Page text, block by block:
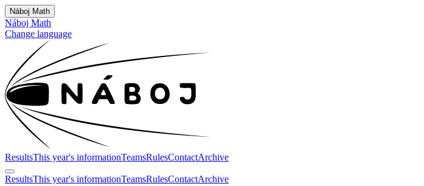
Náboj Math
Náboj Math
Change language
ResultsThis year's informationTeamsRulesContactArchive
ResultsThis year's informationTeamsRulesContactArchive